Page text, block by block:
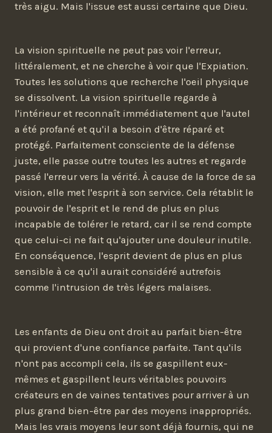
très aigu. Mais l'issue est aussi certaine que Dieu.
La vision spirituelle ne peut pas voir l'erreur,
littéralement, et ne cherche à voir que l'Expiation.
Toutes les solutions que recherche l'oeil physique
se dissolvent. La vision spirituelle regarde à
l'intérieur et reconnaît immédiatement que l'autel
a été profané et qu'il a besoin d'être réparé et
protégé. Parfaitement consciente de la défense
juste, elle passe outre toutes les autres et regarde
passé l'erreur vers la vérité. À cause de la force de sa
vision, elle met l'esprit à son service. Cela rétablit le
pouvoir de l'esprit et le rend de plus en plus
incapable de tolérer le retard, car il se rend compte
que celui-ci ne fait qu'ajouter une douleur inutile.
En conséquence, l'esprit devient de plus en plus
sensible à ce qu'il aurait considéré autrefois
comme l'intrusion de très légers malaises.
Les enfants de Dieu ont droit au parfait bien-être
qui provient d'une confiance parfaite. Tant qu'ils
n'ont pas accompli cela, ils se gaspillent eux-
mêmes et gaspillent leurs véritables pouvoirs
créateurs en de vaines tentatives pour arriver à un
plus grand bien-être par des moyens inappropriés.
Mais les vrais moyens leur sont déjà fournis, qui ne